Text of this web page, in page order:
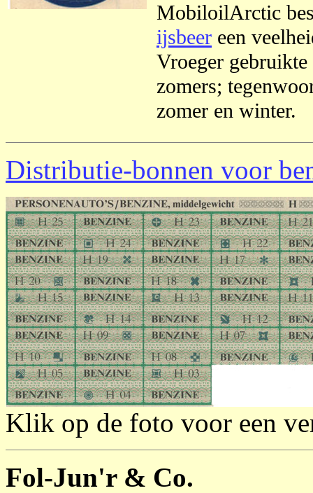
MobiloilArctic
ijsbeer een
Vroeger
zomers;
zomer en winter.
Distributie-bonnen voor
Klik op de foto voor een
Fol-Jun'r & Co.